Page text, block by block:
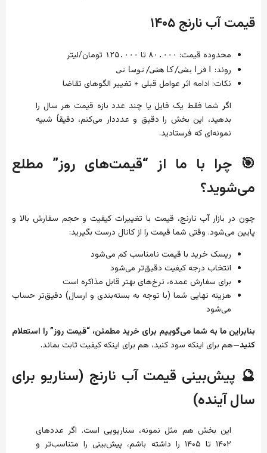
قیمت آب نارنج ۱۴۰۵
محدوده قیمت: ۸۰.۰۰۰ تا ۱۲۵.۰۰۰ تومان/لیتر
روند: افزایشی/کاهشی/نوسانی
نکات: ادامه اثر عوامل قبلی + تغییر الگوهای تقاضا
اگر شما فقط یک فایل یا چند عدد بازه قیمت هر سال را
بدهید، این بخش را دقیق و عدددار می‌کنم، دقیقاً شبیه
نمونه‌ای که فرستادید.
🎯 چرا با ما از “قیمت‌های روز” مطلع
می‌شوید؟
چون در بازار آب نارنج، قیمت با تغییرات کیفیت و حجم سفارش بالا و
پایین می‌شود. وقتی شما قیمت را از کانال درست بگیرید:
ریسک خرید با قیمت نامناسب کم می‌شود
انتخاب درجه کیفیت دقیق‌تر می‌شود
برای سفارش عمده، نرخ‌های بهتر قابل مذاکره است
هزینه نهایی شما (با توجه به بسته‌بندی و ارسال) دقیق‌تر حساب
می‌شود
بنابراین ما به شما می‌گوییم برای خرید مطمئن، “قیمت روز” را استعلام
کنید—هم برای اینکه سود کنید، هم برای اینکه کیفیت ثابت بماند.
🔮 پیش‌بینی قیمت آب نارنج (سناریو برای
سال آینده)
این بخش هم مثل نمونه، سناریویی است. اگر عددهای
۱۴۰۲ تا ۱۴۰۵ را داشته باشم، پیش‌بینی را متناسب‌تر و